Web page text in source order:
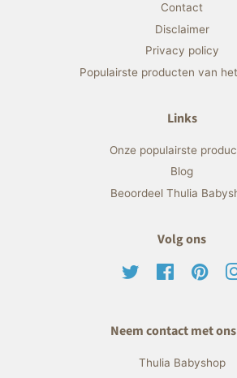
Contact
Disclaimer
Privacy policy
Populairste producten van
Links
Onze populairste
Blog
Beoordeel Thulia
Volg ons
Twitter Facebook
Neem contact met
Thulia Babyshop